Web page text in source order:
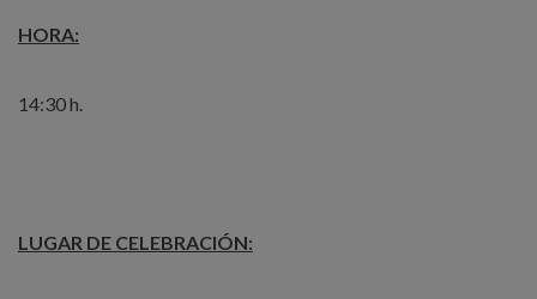
HORA:
14:30 h.
LUGAR DE CELEBRACIÓN: